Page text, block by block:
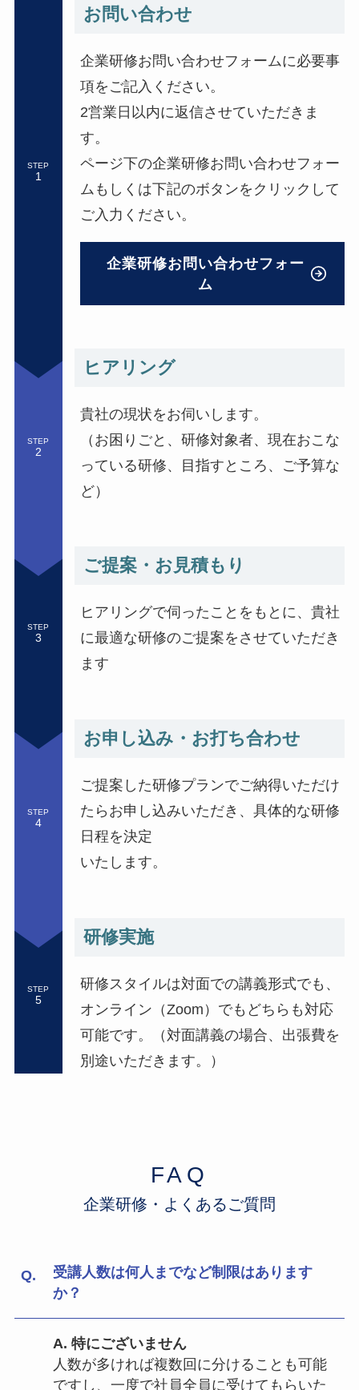
STEP
お問い合わせ
企業研修お問い合わせフォームに必要事
項をご記入ください。
2営業日以内に返信させていただきま
す。
ページ下の企業研修お問い合わせフォー
ムもしくは下記のボタンをクリックして
ご入力ください。
企業研修お問い合わせフォー
ム
STEP
ヒアリング
貴社の現状をお伺いします。
（お困りごと、研修対象者、現在おこな
っている研修、目指すところ、ご予算な
ど）
STEP
ご提案・お見積もり
ヒアリングで伺ったことをもとに、貴社
に最適な研修のご提案をさせていただき
ます
STEP
お申し込み・お打ち合わせ
ご提案した研修プランでご納得いただけ
たらお申し込みいただき、具体的な研修
日程を決定
いたします。
STEP
研修実施
研修スタイルは対面での講義形式でも、
オンライン（Zoom）でもどちらも対応
可能です。（対面講義の場合、出張費を
別途いただきます。）
FAQ
企業研修・よくあるご質問
受講人数は何人までなど制限はあります
か？
A. 特にございません
人数が多ければ複数回に分けることも可能
ですし、一度で社員全員に受けてもらいた